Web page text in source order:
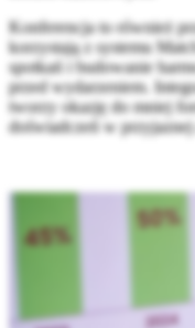
Konferencja to również
korzystają z systemu
spotkań i budowanie
przed wydarzeniem.
tworzy okazję do mniej
doświadczeń w przyjaznej